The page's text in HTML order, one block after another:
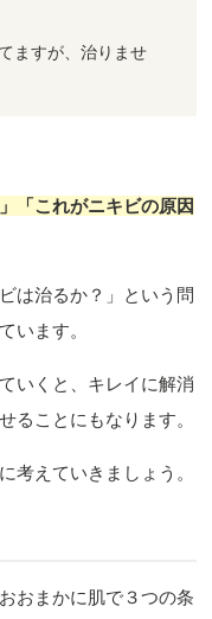
ますが、治りませ
「これがニキビの原因
は治るか？」という問
ています。
いくと、キレイに解消
ることにもなります。
考えていきましょう。
おまかに肌で３つの条